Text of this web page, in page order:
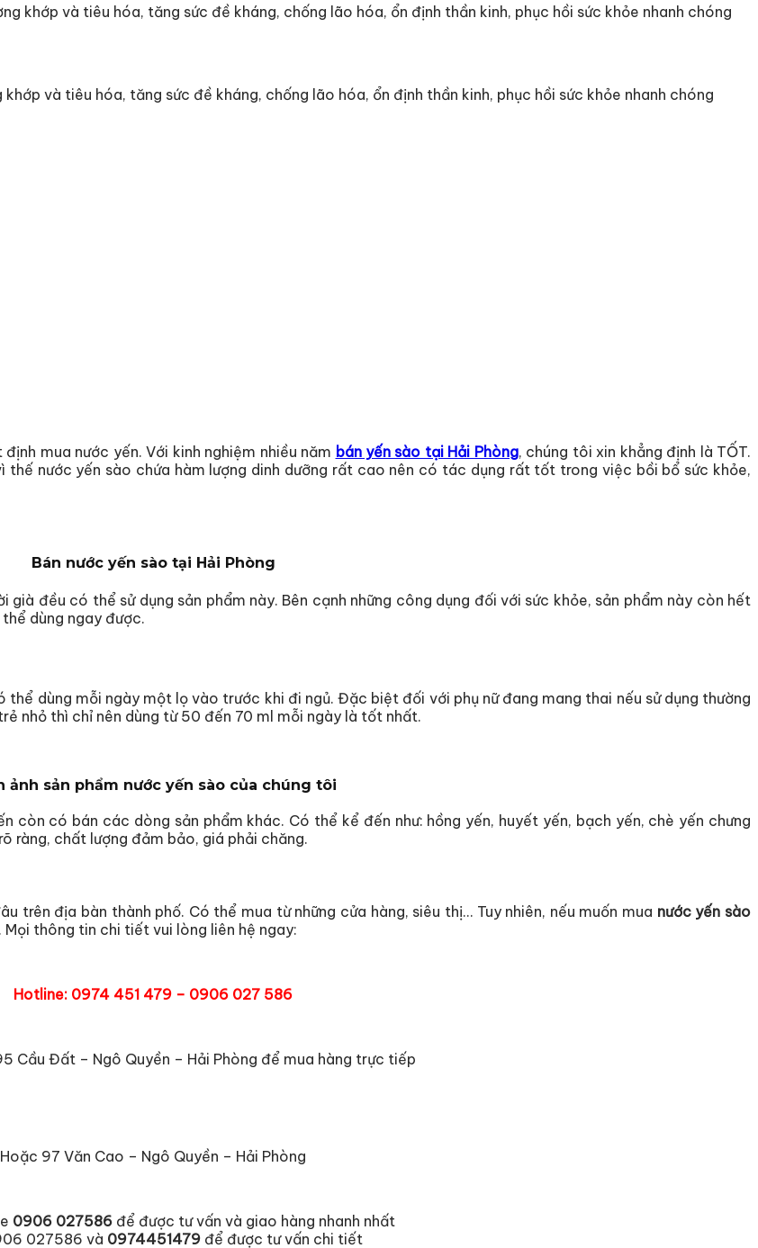
khớp và tiêu hóa, tăng sức đề kháng, chống lão hóa, ổn định thần kinh, phục hồi sức khỏe nhanh chóng
và tiêu hóa, tăng sức đề kháng, chống lão hóa, ổn định thần kinh, phục hồi sức khỏe nhanh chóng
mua nước yến. Với kinh nghiệm nhiều năm bán yến sào tại Hải Phòng, chúng tôi xin khẳng định là TỐT.
nước yến sào chứa hàm lượng dinh dưỡng rất cao nên có tác dụng rất tốt trong việc bồi bổ sức khỏe,
Bán nước yến sào tại Hải Phòng
già đều có thể sử dụng sản phẩm này. Bên cạnh những công dụng đối với sức khỏe, sản phẩm này còn hết
dùng ngay được.
thể dùng mỗi ngày một lọ vào trước khi đi ngủ. Đặc biệt đối với phụ nữ đang mang thai nếu sử dụng thường
nhỏ thì chỉ nên dùng từ 50 đến 70 ml mỗi ngày là tốt nhất.
ảnh sản phẩm nước yến sào của chúng tôi
còn có bán các dòng sản phẩm khác. Có thể kể đến như: hồng yến, huyết yến, bạch yến, chè yến chưng
ràng, chất lượng đảm bảo, giá phải chăng.
trên địa bàn thành phố. Có thể mua từ những cửa hàng, siêu thị… Tuy nhiên, nếu muốn mua nước yến sào
thông tin chi tiết vui lòng liên hệ ngay:
Hotline: 0974 451 479 – 0906 027 586
Cầu Đất – Ngô Quyền – Hải Phòng để mua hàng trực tiếp
Hoặc 97 Văn Cao – Ngô Quyền – Hải Phòng
0906 027586 để được tư vấn và giao hàng nhanh nhất
027586 và 0974451479 để được tư vấn chi tiết